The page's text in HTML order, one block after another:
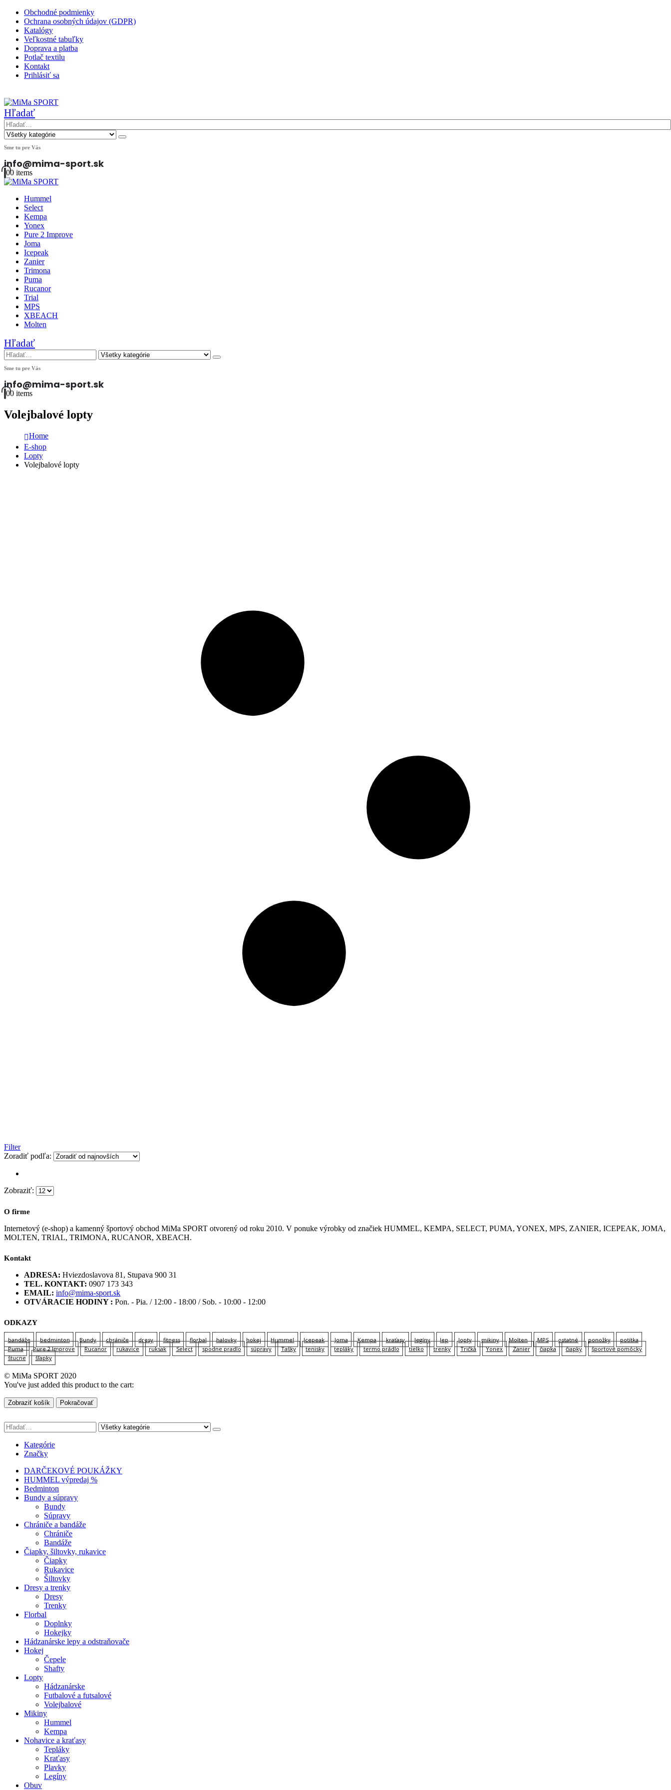
Obchodné podmienky
Ochrana osobných údajov (GDPR)
Katalógy
Veľkostné tabuľky
Doprava a platba
Potlač textilu
Kontakt
Prihlásiť sa
Hľadať
Sme tu pre Vás
info@mima-sport.sk
00 items
Hummel
Select
Kempa
Yonex
Pure 2 Improve
Joma
Icepeak
Zanier
Trimona
Puma
Rucanor
Trial
MPS
XBEACH
Molten
Hľadať
Sme tu pre Vás
info@mima-sport.sk
00 items
Volejbalové lopty
Home
E-shop
Lopty
Volejbalové lopty
Filter
Zoradiť podľa:
Zobraziť:
O firme
Internetový (e-shop) a kamenný športový obchod MiMa SPORT otvorený od roku 2010. V ponuke výrobky od značiek HUMMEL, KEMPA, SELECT, PUMA, YONEX, MPS, ZANIER, ICEPEAK, JOMA,
MOLTEN, TRIAL, TRIMONA, RUCANOR, XBEACH.
Kontakt
ADRESA: Hviezdoslavova 81, Stupava 900 31
TEL. KONTAKT: 0907 173 343
EMAIL: info@mima-sport.sk
OTVÁRACIE HODINY : Pon. - Pia. / 12:00 - 18:00 / Sob. - 10:00 - 12:00
ODKAZY
bandáže bedminton Bundy chrániče dresy fitness florbal halovky hokej Hummel Icepeak Joma Kempa kraťasy legíny lep lopty mikiny Molten MPS ostatné ponožky
potítka
Puma
Pure 2 Improve Rucanor rukavice ruksak Select spodne pradlo súpravy Tašky tenisky tepláky termo prádlo tielko trenky Tričká Yonex Zanier čiapka čiapky
športové pomôcky
štucne
šľapky
© MiMa SPORT 2020
You've just added this product to the cart:
Zobraziť košík Pokračovať
Kategórie
Značky
DARČEKOVÉ POUKÁŽKY
HUMMEL výpredaj %
Bedminton
Bundy a súpravy
Bundy
Súpravy
Chrániče a bandáže
Chrániče
Bandáže
Čiapky, šiltovky, rukavice
Čiapky
Rukavice
Šiltovky
Dresy a trenky
Dresy
Trenky
Florbal
Doplnky
Hokejky
Hádzanárske lepy a odstraňovače
Hokej
Čepele
Shafty
Lopty
Hádzanárske
Futbalové a futsalové
Volejbalové
Mikiny
Hummel
Kempa
Nohavice a kraťasy
Tepláky
Kraťasy
Plavky
Legíny
Obuv